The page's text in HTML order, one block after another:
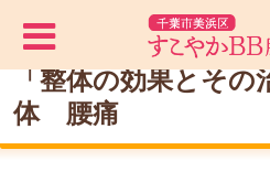
「整体の効果とそ
体 腰痛